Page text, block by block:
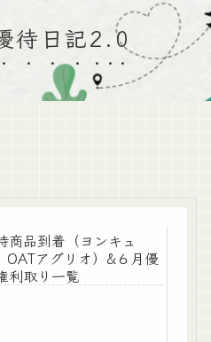
待日記2.0
商品到着（ヨンキュ
OATアグリオ）&６月優
利取り一覧